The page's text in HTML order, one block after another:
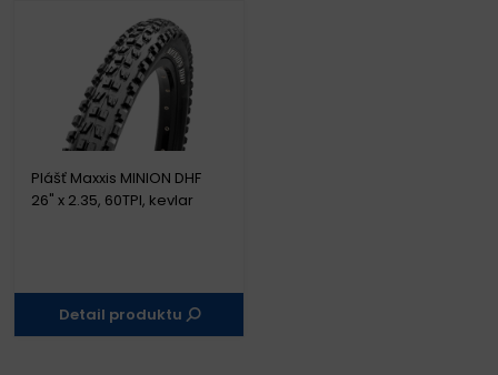
Plášť Maxxis MINION DHF
26" x 2.35, 60TPI, kevlar
Detail produktu